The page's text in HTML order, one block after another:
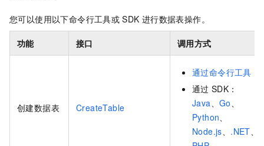
您可以使用以下命令行工具或 SDK 进行数据表操作。
功能 接口 调用方式
创建数据表 CreateTable
通过命令行工具
通过 SDK：
Java 、Go
Python
Node.js
.NET